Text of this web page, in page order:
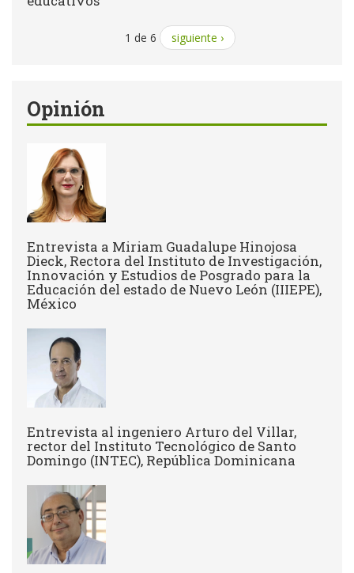
1 de 6 siguiente ›
Opinión
Entrevista a Miriam Guadalupe Hinojosa
Dieck, Rectora del Instituto de Investigación,
Innovación y Estudios de Posgrado para la
Educación del estado de Nuevo León (IIIEPE),
México
Entrevista al ingeniero Arturo del Villar,
rector del Instituto Tecnológico de Santo
Domingo (INTEC), República Dominicana